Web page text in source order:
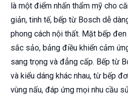
là một điểm nhấn thẩm mỹ cho
giản, tinh tế, bếp từ Bosch dễ
phong cách nội thất. Mặt bếp
sắc sảo, bảng điều khiển cảm
sang trọng và đẳng cấp. Bếp từ
và kiểu dáng khác nhau, từ bếp
vùng nấu, đáp ứng mọi nhu cầu